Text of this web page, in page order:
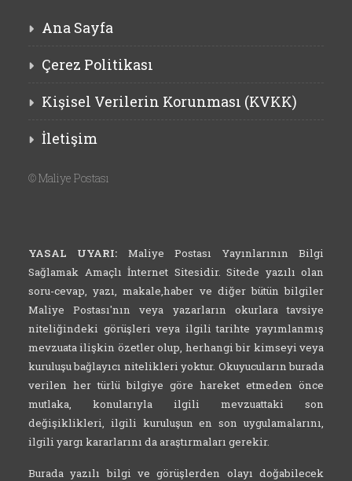
Ana Sayfa
Çerez Politikası
Kişisel Verilerin Korunması (KVKK)
İletişim
©Maliye Postası
YASAL UYARI: Maliye Postası Yayınlarının Bilgi
Sağlamak Amaçlı İnternet Sitesidir. Sitede yazılı olan
soru-cevap, yazı, makale,haber ve diğer bütün bilgiler
Maliye Postası'nın veya yazarların okurlara tavsiye
niteliğindeki görüşleri veya ilgili tarihte yayımlanmış
mevzuata ilişkin özetler olup, herhangi bir kimseyi veya
kuruluşu bağlayıcı nitelikleri yoktur. Okuyucuların burada
verilen her türlü bilgiye göre hareket etmeden önce
mutlaka, konularıyla ilgili mevzuattaki son
değişiklikleri, ilgili kuruluşun en son uygulamalarını,
ilgili yargı kararlarını da araştırmaları gerekir.
Burada yazılı bilgi ve görüşlerden olayı doğabilecek